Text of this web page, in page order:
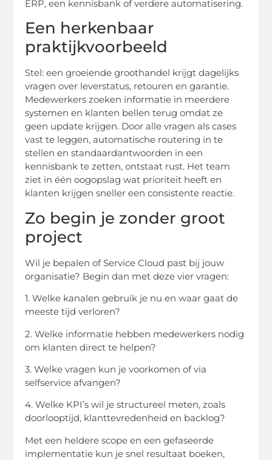
ERP, een kennisbank of verdere automatisering.
Een herkenbaar
praktijkvoorbeeld
Stel: een groeiende groothandel krijgt dagelijks
vragen over leverstatus, retouren en garantie.
Medewerkers zoeken informatie in meerdere
systemen en klanten bellen terug omdat ze
geen update krijgen. Door alle vragen als cases
vast te leggen, automatische routering in te
stellen en standaardantwoorden in een
kennisbank te zetten, ontstaat rust. Het team
ziet in één oogopslag wat prioriteit heeft en
klanten krijgen sneller een consistente reactie.
Zo begin je zonder groot
project
Wil je bepalen of Service Cloud past bij jouw
organisatie? Begin dan met deze vier vragen:
1. Welke kanalen gebruik je nu en waar gaat de
meeste tijd verloren?
2. Welke informatie hebben medewerkers nodig
om klanten direct te helpen?
3. Welke vragen kun je voorkomen of via
selfservice afvangen?
4. Welke KPI’s wil je structureel meten, zoals
doorlooptijd, klanttevredenheid en backlog?
Met een heldere scope en een gefaseerde
implementatie kun je snel resultaat boeken,